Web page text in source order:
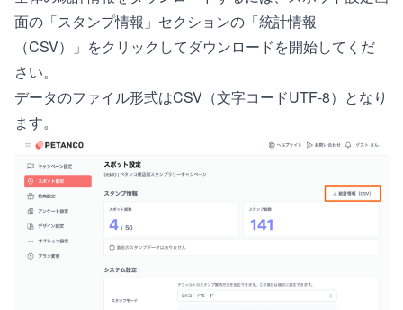
面の「スタンプ情報」セクションの「統計情報
（CSV）」をクリックしてダウンロードを開始してくだ
さい。
データのファイル形式はCSV（文字コードUTF-8）となり
ます。